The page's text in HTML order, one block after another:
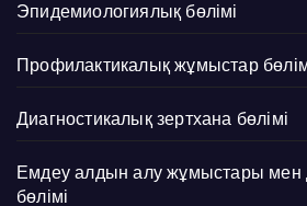
Эпидемиологиялық бөлімі
Профилактикалық жұмыстар
Диагностикалық зертхана бөлімі
Емдеу алдын алу жұмыстары мен
бөлімі